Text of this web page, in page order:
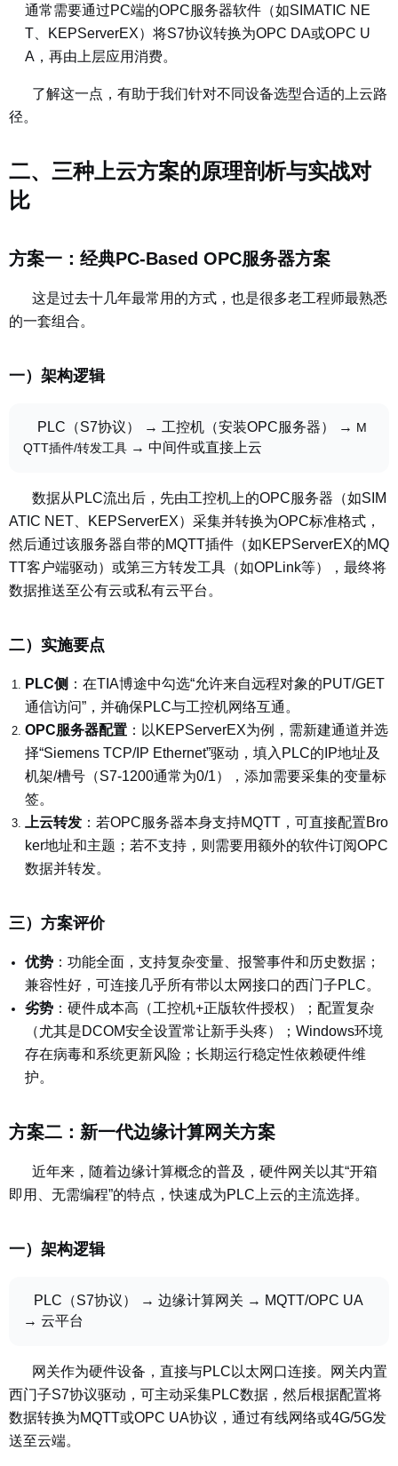
通常需要通过PC端的OPC服务器软件（如SIMATIC NE
T、KEPServerEX）将S7协议转换为OPC DA或OPC U
A，再由上层应用消费。
了解这一点，有助于我们针对不同设备选型合适的上云路
径。
二、 三种上云方案的原理剖析与实战对
比
方案一：经典PC-Based OPC服务器方案
这是过去十几年最常用的方式，也是很多老工程师最熟悉
的一套组合。
一）架构逻辑
PLC（S7协议） → 工控机（安装OPC服务器） → M
QTT插件/转发工具 → 中间件或直接上云
数据从PLC流出后，先由工控机上的OPC服务器（如SIM
ATIC NET、KEPServerEX）采集并转换为OPC标准格式，
然后通过该服务器自带的MQTT插件（如KEPServerEX的MQ
TT客户端驱动）或第三方转发工具（如OPLink等），最终将
数据推送至公有云或私有云平台。
二）实施要点
PLC侧 ： 在TIA博途中勾选“允许来自远程对象的PUT/GET
通信访问”，并确保PLC与工控机网络互通。
OPC服务器配置 ：以KEPServerEX为例，需新建通道并选
择“Siemens TCP/IP Ethernet”驱动，填入PLC的IP地址及
机架/槽号（S7-1200通常为0/1），添加需要采集的变量标
签。
上云转发 ： 若OPC服务器本身支持MQTT，可直接配置Bro
ker地址和主题；若不支持，则需要用额外的软件订阅OPC
数据并转发。
三）方案评价
优势 ： 功能全面，支持复杂变量、报警事件和历史数据；
兼容性好，可连接几乎所有带以太网接口的西门子PLC。
劣势 ： 硬件成本高（工控机+正版软件授权）；配置复杂
（尤其是DCOM安全设置常让新手头疼）；Windows环境
存在病毒和系统更新风险；长期运行稳定性依赖硬件维
护。
方案二：新一代边缘计算网关方案
近年来，随着边缘计算概念的普及，硬件网关以其“开箱
即用、无需编程”的特点，快速成为PLC上云的主流选择。
一）架构逻辑
PLC（S7协议） → 边缘计算网关 → MQTT/OPC UA
→ 云平台
网关作为硬件设备，直接与PLC以太网口连接。
网关内置
西门子S7协议驱动 ， 可主动采集PLC数据，然后根据配置将
数据转换为MQTT或OPC UA协议，通过有线网络或4G/5G发
送至云端。